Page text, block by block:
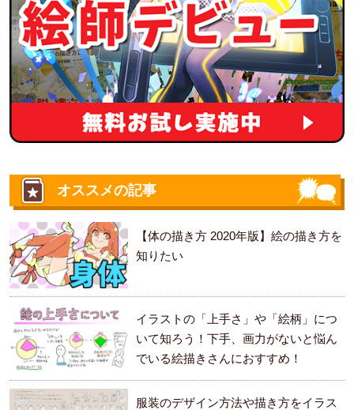
オススメの記事
【体の描き方 2020年版】絵の描き方を
知りたい
イラストの「上手さ」や「絵柄」につ
いて知ろう！下手、画力がないと悩ん
でいる絵描きさんにおすすめ！
服装のデザイン方法や描き方をイラス